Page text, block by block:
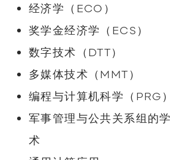
经济学（ECO）
奖学金经济学（ECS）
数字技术（DTT）
多媒体技术（MMT）
编程与计算机科学（PRG）
军事管理与公共关系组的
术